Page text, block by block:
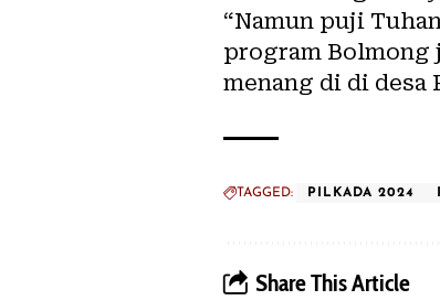
“Namun puji
program Bolmong
menang di di desa
TAGGED: PILKADA 2024
Share This Article